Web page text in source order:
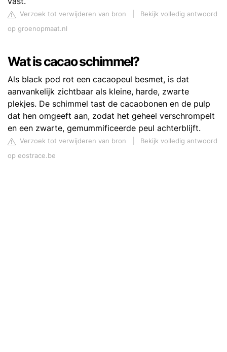
Verzoek tot verwijderen van bron
Bekijk volledig antwoord
op groenopmaat.nl
Wat is cacao schimmel?
Als black pod rot een cacaopeul besmet, is dat
aanvankelijk zichtbaar als kleine, harde, zwarte
plekjes. De schimmel tast de cacaobonen en de pulp
dat hen omgeeft aan, zodat het geheel verschrompelt
en een zwarte, gemummificeerde peul achterblijft.
Verzoek tot verwijderen van bron
Bekijk volledig antwoord
op eostrace.be